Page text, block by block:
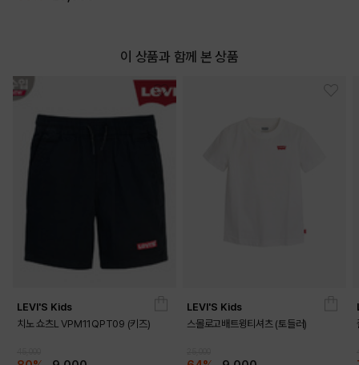
이 상품과 함께 본 상품
LEVI'S Kids
치노 쇼츠L VPM11QPT09 (키즈)
LEVI'S Kids
스몰로고배트윙티셔츠 (토들러)